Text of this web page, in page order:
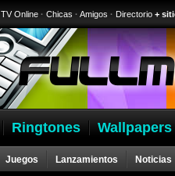
TV Online · Chicas · Amigos · Directorio +
Ringtones Wallpapers
Juegos Lanzamientos Noticias